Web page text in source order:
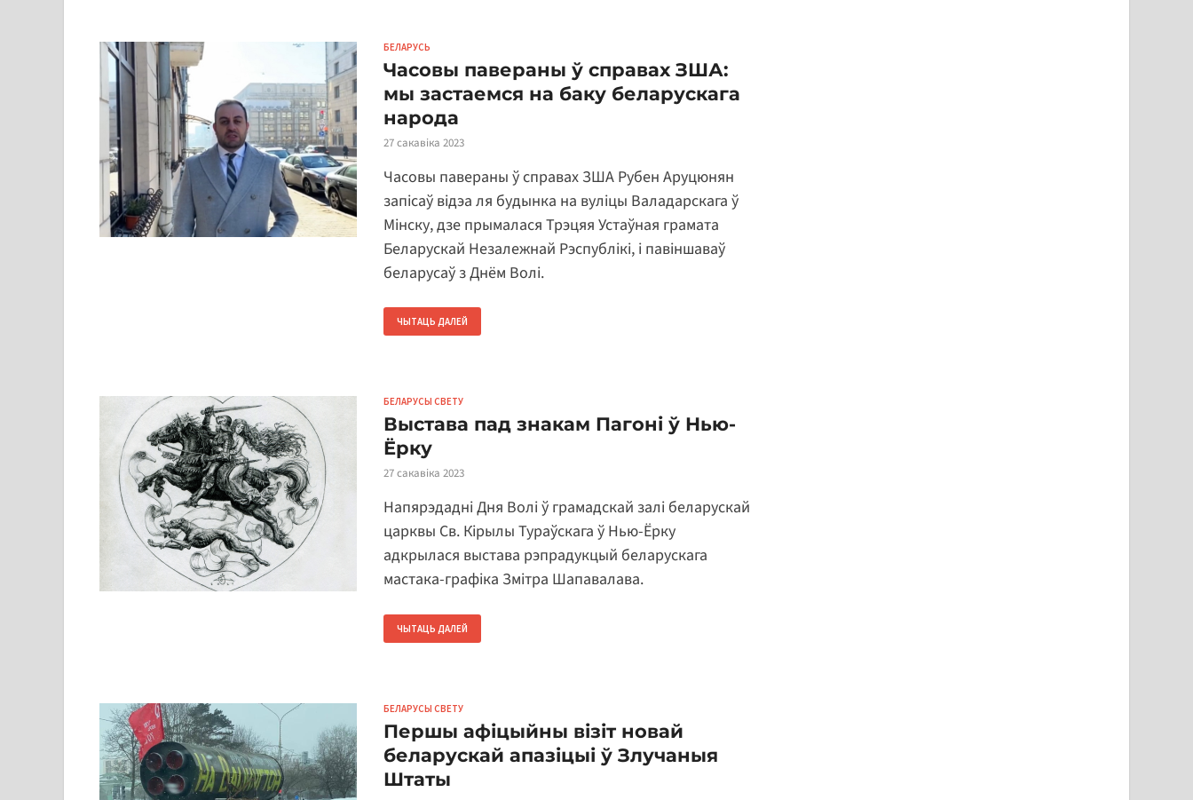
БЕЛАРУСЬ
Часовы павераны ў справах ЗША:
мы застаемся на баку беларускага
народа
27 сакавіка 2023
Часовы павераны ў справах ЗША Рубен Аруцюнян
запісаў відэа ля будынка на вуліцы Валадарскага ў
Мінску, дзе прымалася Трэцяя Устаўная грамата
Беларускай Незалежнай Рэспублікі, і павіншаваў
беларусаў з Днём Волі.
ЧЫТАЦЬ ДАЛЕЙ
БЕЛАРУСЫ СВЕТУ
Выстава пад знакам Пагоні ў Нью-
Ёрку
27 сакавіка 2023
Напярэдадні Дня Волі ў грамадскай залі беларускай
царквы Св. Кірылы Тураўскага ў Нью-Ёрку
адкрылася выстава рэпрадукцый беларускага
мастака-графіка Змітра Шапавалава.
ЧЫТАЦЬ ДАЛЕЙ
БЕЛАРУСЫ СВЕТУ
Першы афіцыйны візіт новай
беларускай апазіцыі ў Злучаныя
Штаты